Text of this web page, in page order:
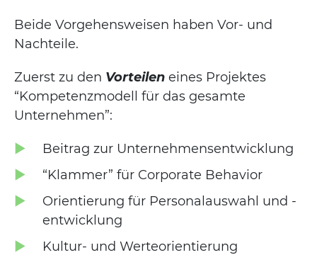
Beide Vorgehensweisen haben Vor- und
Nachteile.
Zuerst zu den Vorteilen eines Projektes
“Kompetenzmodell für das gesamte
Unternehmen”:
Beitrag zur Unternehmensentwicklung
“Klammer” für Corporate Behavior
Orientierung für Personalauswahl und -
entwicklung
Kultur- und Werteorientierung